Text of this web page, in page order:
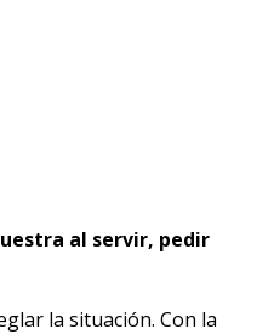
al servir, pedir
la situación. Con la